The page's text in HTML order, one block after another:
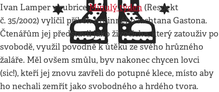
Ivan Lamper v rubriceMinulý týden (Respekt
č. 35/2002) vylíčil příběh hrdinného lachtana Gastona.
Čtenářům jej představil jako živočicha, který zatouživ po
svobodě, využil povodně k útěku ze svého hrůzného
žaláře. Měl ovšem smůlu, byv nakonec chycen lovci
(sic!), kteří jej znovu zavřeli do potupné klece, místo aby
ho nechali zemřít jako svobodného a hrdého tvora.